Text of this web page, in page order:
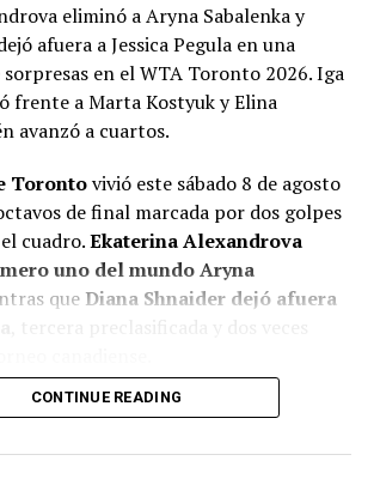
con un triunfo en el WTA 250
eliminó a Aryna Sabalenka y
afuera a Jessica Pegula en una
en el WTA Toronto 2026. Iga
frente a Marta Kostyuk y Elina
avanzó a cuartos.
Torontovivió este sábado 8 de agosto
de final marcada por dos golpes
cuadro.Ekaterina Alexandrova
uno del mundo Aryna
que Diana Shnaider dejó afuera
tanto, tuvo que remontar un partido
CONTINUE READING